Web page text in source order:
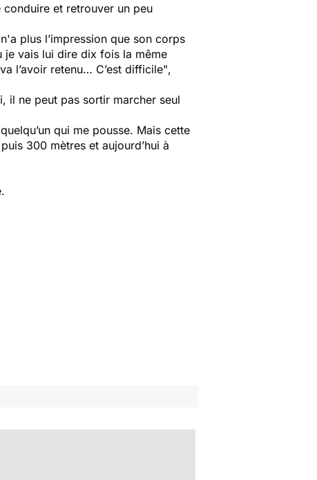
et retrouver un peu
plus l’impression que son corps
je vais lui dire dix fois la même
l’avoir retenu… C’est difficile",
il ne peut pas sortir marcher seul
qui me pousse. Mais cette
300 mètres et aujourd’hui à